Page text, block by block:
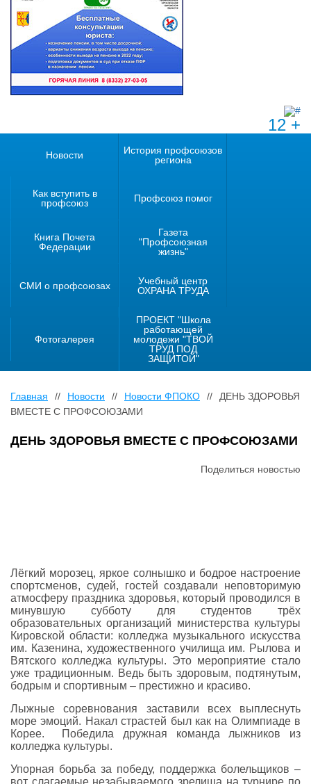
12 +
Новости
История профсоюзов
региона
Как вступить в
профсоюз
Профсоюз помог
Книга Почета
Федерации
Газета
"Профсоюзная
жизнь"
СМИ о профсоюзах
Учебный центр
ОХРАНА ТРУДА
Фотогалерея
ПРОЕКТ "Школа
работающей
молодежи "ТВОЙ
ТРУД ПОД
ЗАЩИТОЙ"
Главная // Новости // Новости ФПОКО //
ДЕНЬ ЗДОРОВЬЯ
ВМЕСТЕ С ПРОФСОЮЗАМИ
ДЕНЬ ЗДОРОВЬЯ ВМЕСТЕ С ПРОФСОЮЗАМИ
Поделиться новостью
Лёгкий морозец, яркое солнышко и бодрое настроение
спортсменов, судей, гостей создавали неповторимую
атмосферу праздника здоровья, который проводился в
минувшую субботу для студентов трёх
образовательных организаций министерства культуры
Кировской области: колледжа музыкального искусства
им. Казенина, художественного училища им. Рылова и
Вятского колледжа культуры. Это мероприятие стало
уже традиционным. Ведь быть здоровым, подтянутым,
бодрым и спортивным – престижно и красиво.
Лыжные соревнования заставили всех выплеснуть
море эмоций. Накал страстей был как на Олимпиаде в
Корее. Победила дружная команда лыжников из
колледжа культуры.
Упорная борьба за победу, поддержка болельщиков –